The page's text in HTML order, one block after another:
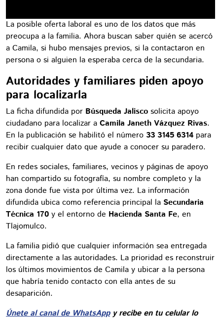
La posible oferta laboral es uno de los datos que más
preocupa a la familia. Ahora buscan saber quién se acercó
a Camila, si hubo mensajes previos, si la contactaron en
persona o si alguien la esperaba cerca de la secundaria.
Autoridades y familiares piden apoyo
para localizarla
La ficha difundida por Búsqueda Jalisco solicita apoyo
ciudadano para localizar a Camila Janeth Vázquez Rivas.
En la publicación se habilitó el número 33 3145 6314 para
recibir cualquier dato que ayude a conocer su paradero.
En redes sociales, familiares, vecinos y páginas de apoyo
han compartido su fotografía, su nombre completo y la
zona donde fue vista por última vez. La información
difundida ubica como referencia principal la Secundaria
Técnica 170 y el entorno de Hacienda Santa Fe, en
Tlajomulco.
La familia pidió que cualquier información sea entregada
directamente a las autoridades. La prioridad es reconstruir
los últimos movimientos de Camila y ubicar a la persona
que habría tenido contacto con ella antes de su
desaparición.
Únete al canal de WhatsAppy recibe en tu celular lo